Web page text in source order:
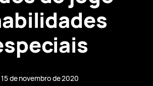
15 de novembro de 2020